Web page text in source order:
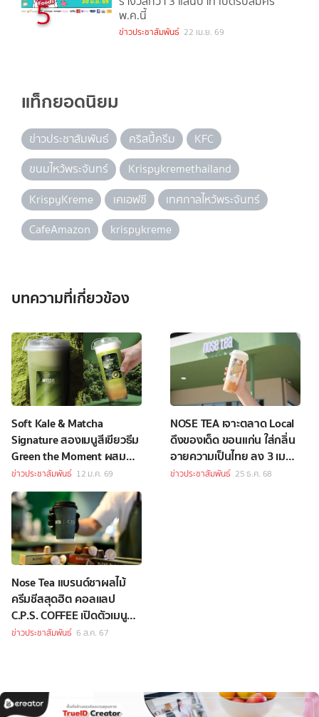
5
พ.ค.นี้
ข่าวประชาสัมพันธ์ 22 เม.ย. 69
แท็กยอดนิยม
ข่าวประชาสัมพันธ์ คริสปี้ครีม
KFC
ขนมไหว้พระจันทร์
Krispykremethailand
KrispyKreme
เคเอฟซี
เทศกาลไหว้พระจันทร์
CafeAmazon
krispykreme
บทความที่เกี่ยวข้อง
Soft Kale & Matcha
Signature สองเมนูสีเขียวธีม
Green the Moment ผสม
ผสานความเป็นซิกเนเจอร์
จาก NOSE TEA อย่างลงตัว
ข่าวประชาสัมพันธ์ 12 ม.ค. 69
NOSE TEA เจาะตลาด Local
ดึงของเด็ด ขอนแก่น ใส่กลิ่น
อายความเป็นไทย ลง 3 เมนู
ใหม่ ที่เดียวเท่านั้น!
ข่าวประชาสัมพันธ์ 25 ธ.ค. 68
Nose Tea แบรนด์ชาผลไม้
ครีมชีสสุดฮิต คอลแลป
C.P.S. COFFEE เปิดตัวเมนูสุด
พิเศษ “Coffee Milk Tea”
ข่าวประชาสัมพันธ์ 6 ส.ค. 67